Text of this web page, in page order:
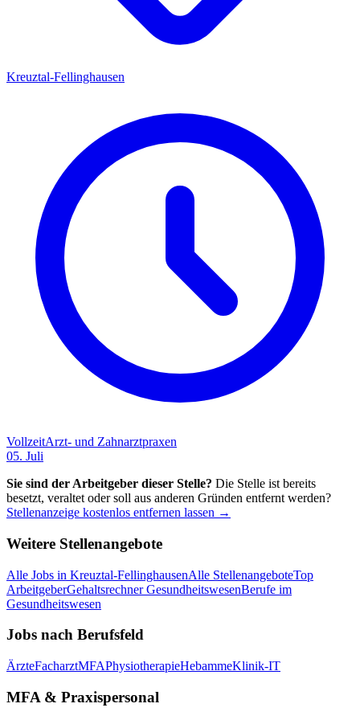
Kreuztal-Fellinghausen
VollzeitArzt- und Zahnarztpraxen
05. Juli
Sie sind der Arbeitgeber dieser Stelle? Die Stelle ist bereits
besetzt, veraltet oder soll aus anderen Gründen entfernt werden?
Stellenanzeige kostenlos entfernen lassen →
Weitere Stellenangebote
Alle Jobs in Kreuztal-FellinghausenAlle StellenangeboteTop
ArbeitgeberGehaltsrechner GesundheitswesenBerufe im
Gesundheitswesen
Jobs nach Berufsfeld
ÄrzteFacharztMFAPhysiotherapieHebammeKlinik-IT
MFA & Praxispersonal